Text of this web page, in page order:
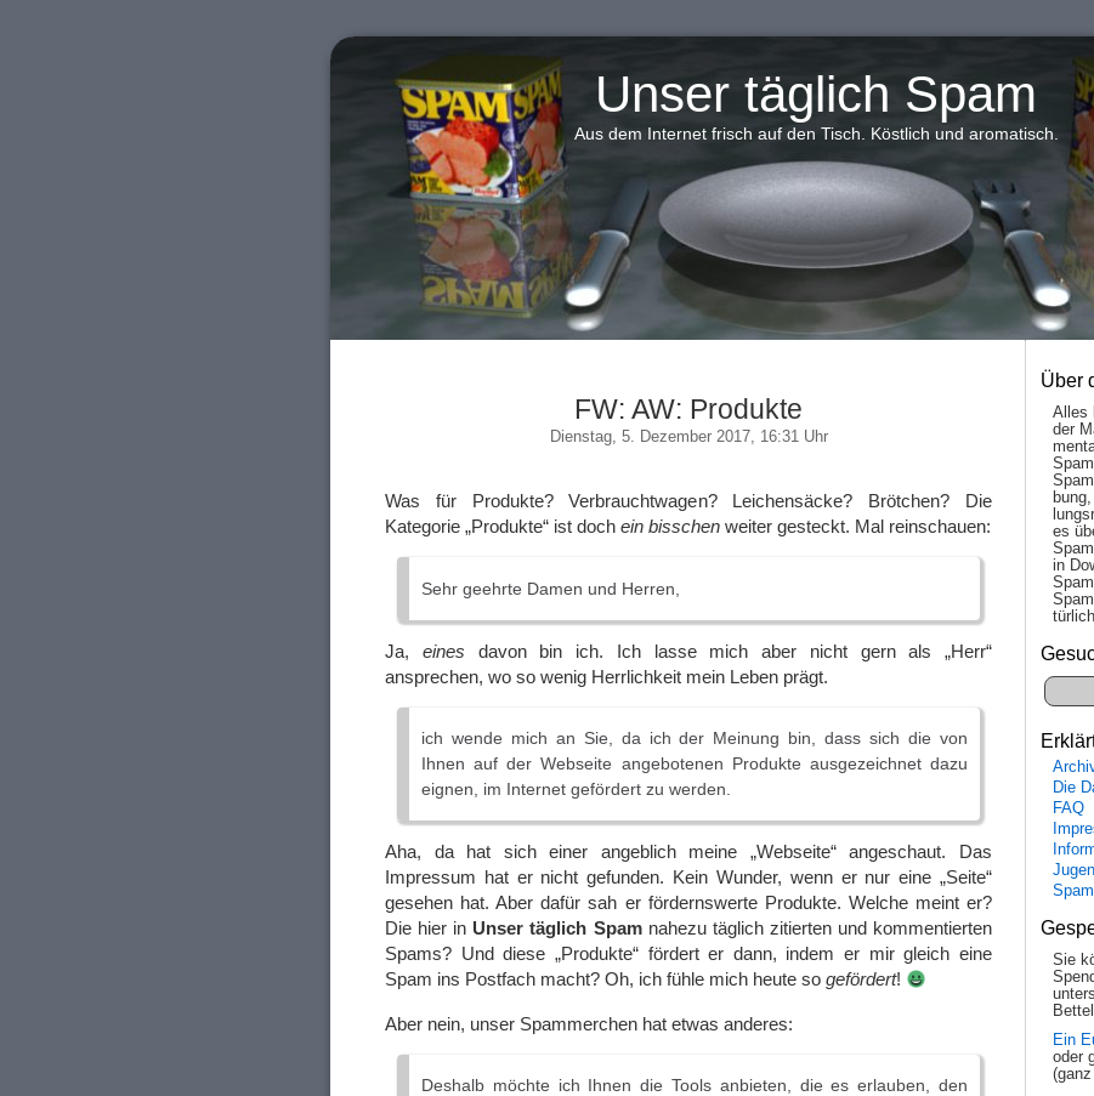
Unser täglich Spam
Aus dem Internet frisch auf den Tisch. Köstlich und aromatisch.
FW: AW: Produkte
Dienstag, 5. Dezember 2017, 16:31 Uhr
Was für Produkte? Verbrauchtwagen? Leichensäcke? Brötchen? Die
Kategorie „Produkte“ ist doch ein bisschen weiter gesteckt. Mal reinschauen:
Sehr geehrte Damen und Herren,
Ja, eines davon bin ich. Ich lasse mich aber nicht gern als „Herr“
ansprechen, wo so wenig Herrlichkeit mein Leben prägt.
ich wende mich an Sie, da ich der Meinung bin, dass sich die von
Ihnen auf der Webseite angebotenen Produkte ausgezeichnet dazu
eignen, im Internet gefördert zu werden.
Aha, da hat sich einer angeblich meine „Webseite“ angeschaut. Das
Impressum hat er nicht gefunden. Kein Wunder, wenn er nur eine „Seite“
gesehen hat. Aber dafür sah er fördernswerte Produkte. Welche meint er?
Die hier in Unser täglich Spamnahezu täglich zitierten und kommentierten
Spams? Und diese „Produkte“ fördert er dann, indem er mir gleich eine
Spam ins Postfach macht? Oh, ich fühle mich heute so gefördert!
Aber nein, unser Spammerchen hat etwas anderes:
Deshalb möchte ich Ihnen die Tools anbieten, die es erlauben, den
Über
Alles
der
es
in
Die
FAQ
Sie
Ein
oder